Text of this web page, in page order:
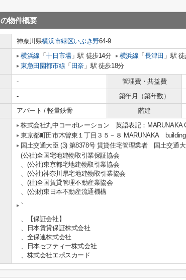
の物件概要
神奈川県横浜市緑区いぶき野64-9
横浜線 「十日市場」駅 徒歩14分 横浜線 「長津田 」駅
東急田園都市線 「 田奈 」駅 徒歩18分
- 管理費・共益費
- 築年月（築年数）
アパート / 軽量鉄骨 階建
株式会社丸中コーポレーション 英語表記：MARUNAKA
東京都町田市木曽東１丁目３５－８ MARUNAKA building
国土交通大臣 (3) 第8378号 賃貸住宅管理業者 国土交通
(公社)全国宅地建物取引業保証協会
、(公社)東京都宅地建物取引業協会
、(公社)神奈川県宅地建物取引業協会
、(社)全国賃貸管理不動産業協会
、(公財)東日本不動産流通機構
、
、【保証会社】
、日本賃貸保証株式会社
、全保連株式会社
、日本セフティー株式会社
、株式会社エポスカード